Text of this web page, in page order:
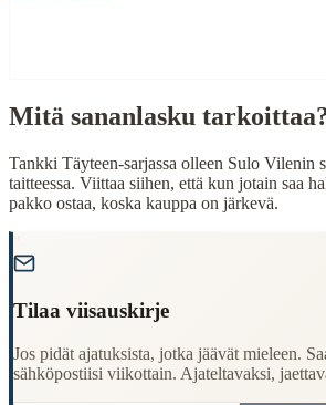
Understanding Finnish cultural wisdom
Finding quotes for speeches or writing
Cultural Context
Period: Traditional folk wisdom
Mitä sananlasku
Tankki Täyteen-sarjassa olleen Sulo Vilenin
taitteessa. Viittaa siihen, että kun jotain saa
pakko ostaa, koska kauppa on järkevä.
Tilaa viisauskirje
Jos pidät ajatuksista, jotka jäävät mieleen.
sähköpostiisi viikottain. Ajateltavaksi,